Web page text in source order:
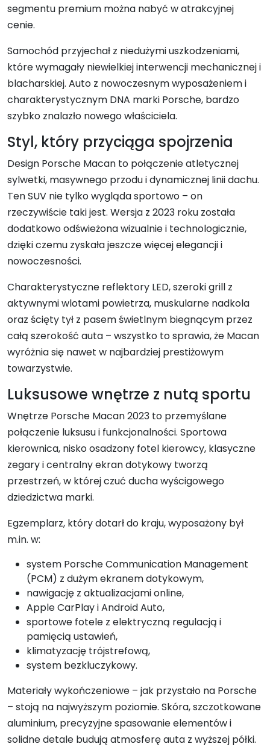
segmentu premium można nabyć w atrakcyjnej
cenie.
Samochód przyjechał z niedużymi uszkodzeniami,
które wymagały niewielkiej interwencji mechanicznej i
blacharskiej. Auto z nowoczesnym wyposażeniem i
charakterystycznym DNA marki Porsche, bardzo
szybko znalazło nowego właściciela.
Styl, który przyciąga spojrzenia
Design Porsche Macan to połączenie atletycznej
sylwetki, masywnego przodu i dynamicznej linii dachu.
Ten SUV nie tylko wygląda sportowo – on
rzeczywiście taki jest. Wersja z 2023 roku została
dodatkowo odświeżona wizualnie i technologicznie,
dzięki czemu zyskała jeszcze więcej elegancji i
nowoczesności.
Charakterystyczne reflektory LED, szeroki grill z
aktywnymi wlotami powietrza, muskularne nadkola
oraz ścięty tył z pasem świetlnym biegnącym przez
całą szerokość auta – wszystko to sprawia, że Macan
wyróżnia się nawet w najbardziej prestiżowym
towarzystwie.
Luksusowe wnętrze z nutą sportu
Wnętrze Porsche Macan 2023 to przemyślane
połączenie luksusu i funkcjonalności. Sportowa
kierownica, nisko osadzony fotel kierowcy, klasyczne
zegary i centralny ekran dotykowy tworzą
przestrzeń, w której czuć ducha wyścigowego
dziedzictwa marki.
Egzemplarz, który dotarł do kraju, wyposażony był
m.in. w:
system Porsche Communication Management
(PCM) z dużym ekranem dotykowym,
nawigację z aktualizacjami online,
Apple CarPlay i Android Auto,
sportowe fotele z elektryczną regulacją i
pamięcią ustawień,
klimatyzację trójstrefową,
system bezkluczykowy.
Materiały wykończeniowe – jak przystało na Porsche
– stoją na najwyższym poziomie. Skóra, szczotkowane
aluminium, precyzyjne spasowanie elementów i
solidne detale budują atmosferę auta z wyższej półki.